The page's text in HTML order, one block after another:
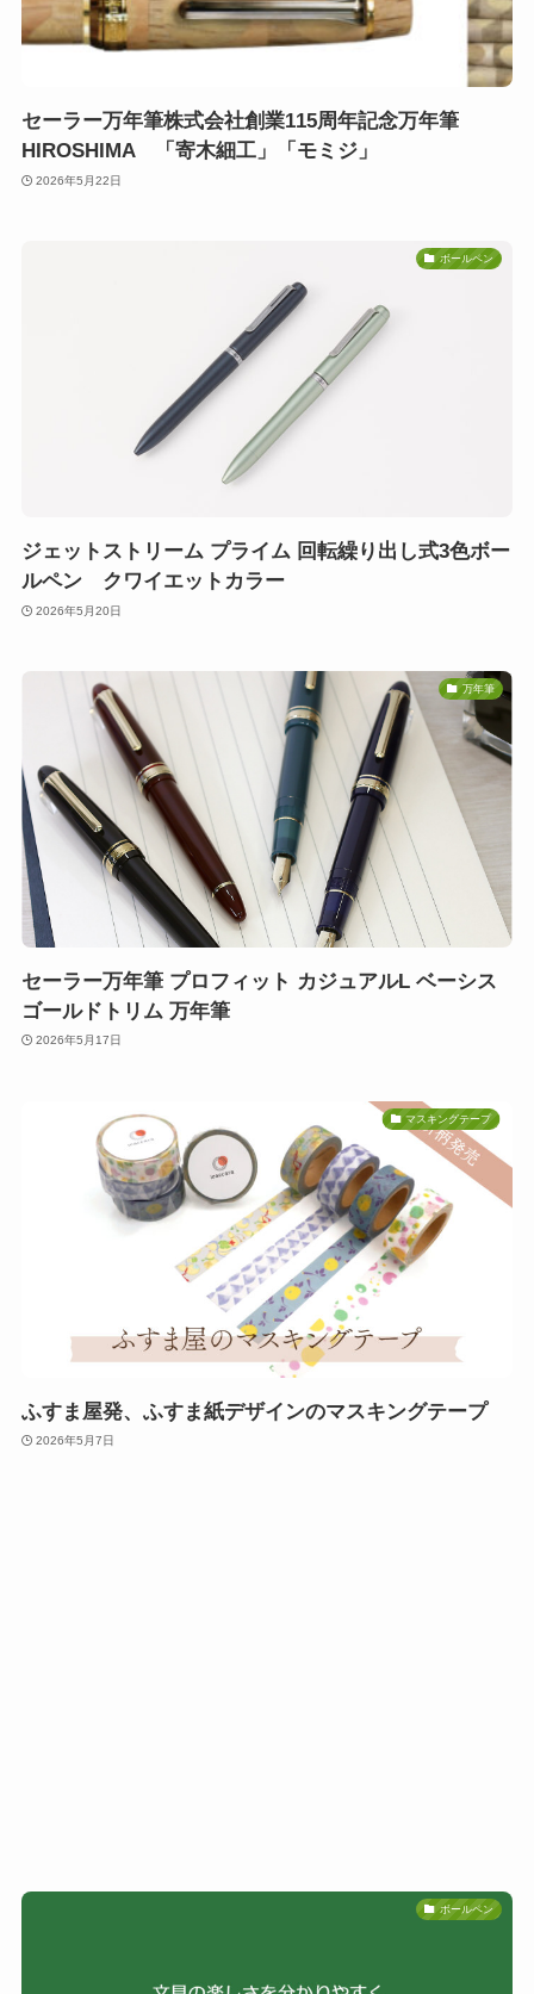
セーラー万年筆株式会社創業115周年記念万年筆
HIROSHIMA 「寄木細工」「モミジ」
2026年5月22日
ボールペン
ジェットストリーム プライム 回転繰り出し式3色ボー
ルペン クワイエットカラー
2026年5月20日
万年筆
セーラー万年筆 プロフィット カジュアルL ベーシス
ゴールドトリム 万年筆
2026年5月17日
マスキングテープ
ふすま屋発、ふすま紙デザインのマスキングテープ
2026年5月7日
ボールペン